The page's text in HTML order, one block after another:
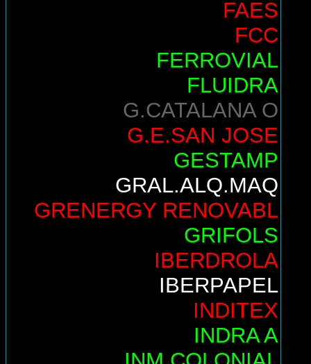
FAES
FCC
FERROVIAL
FLUIDRA
G.CATALANA O
G.E.SAN JOSE
GESTAMP
GRAL.ALQ.MAQ
GRENERGY RENOVABL
GRIFOLS
IBERDROLA
IBERPAPEL
INDITEX
INDRA A